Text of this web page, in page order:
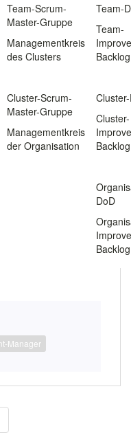
Team-Scrum-
Master-Gruppe
Managementkreis
des Clusters
Cluster-Scrum-
Master-Gruppe
Managementkreis
der Organisation
Team-
Team-
Backlog
Cluster-
Backlog
DoD
Backlog
Manager